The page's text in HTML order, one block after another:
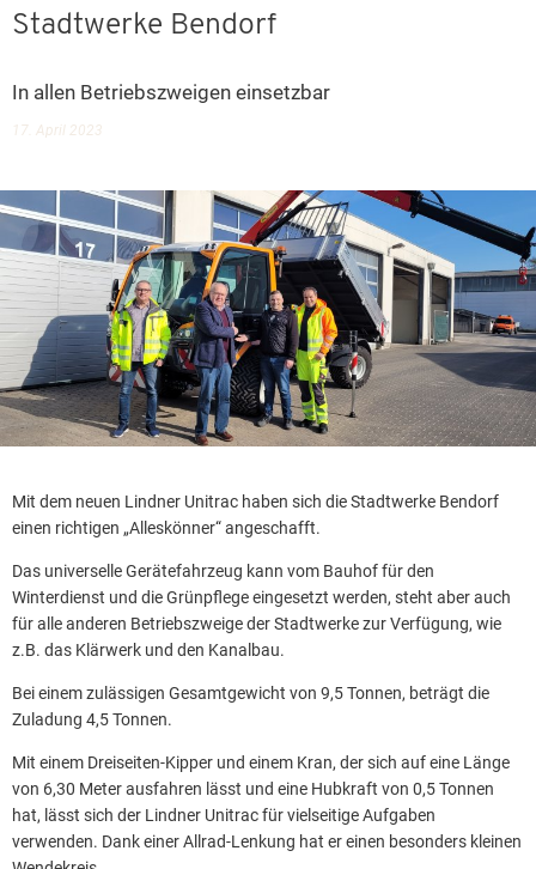
Stadtwerke Bendorf
In allen Betriebszweigen einsetzbar
17. April 2023
Mit dem neuen Lindner Unitrac haben sich die Stadtwerke Bendorf
einen richtigen „Alleskönner“ angeschafft.
Das universelle Gerätefahrzeug kann vom Bauhof für den
Winterdienst und die Grünpflege eingesetzt werden, steht aber auch
für alle anderen Betriebszweige der Stadtwerke zur Verfügung, wie
z.B. das Klärwerk und den Kanalbau.
Bei einem zulässigen Gesamtgewicht von 9,5 Tonnen, beträgt die
Zuladung 4,5 Tonnen.
Mit einem Dreiseiten-Kipper und einem Kran, der sich auf eine Länge
von 6,30 Meter ausfahren lässt und eine Hubkraft von 0,5 Tonnen
hat, lässt sich der Lindner Unitrac für vielseitige Aufgaben
verwenden. Dank einer Allrad-Lenkung hat er einen besonders kleinen